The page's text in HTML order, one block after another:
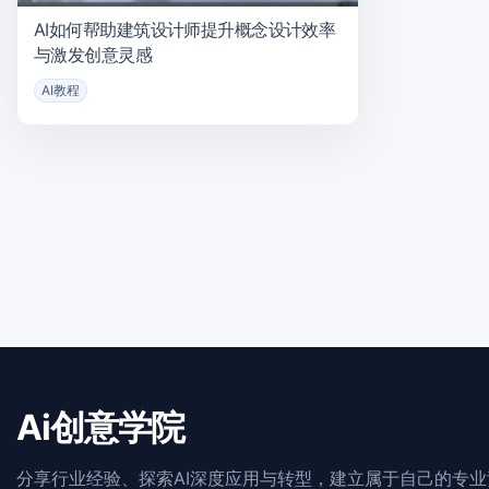
AI如何帮助建筑设计师提升概念设计效率
与激发创意灵感
AI教程
Ai创意学院
分享行业经验、探索AI深度应用与转型，建立属于自己的专业